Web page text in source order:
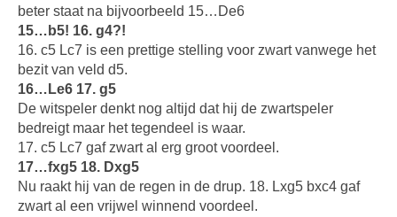
beter staat na bijvoorbeeld 15…De6
15…b5! 16. g4?!
16. c5 Lc7 is een prettige stelling voor zwart vanwege het
bezit van veld d5.
16…Le6 17. g5
De witspeler denkt nog altijd dat hij de zwartspeler
bedreigt maar het tegendeel is waar.
17. c5 Lc7 gaf zwart al erg groot voordeel.
17…fxg5 18. Dxg5
Nu raakt hij van de regen in de drup. 18. Lxg5 bxc4 gaf
zwart al een vrijwel winnend voordeel.